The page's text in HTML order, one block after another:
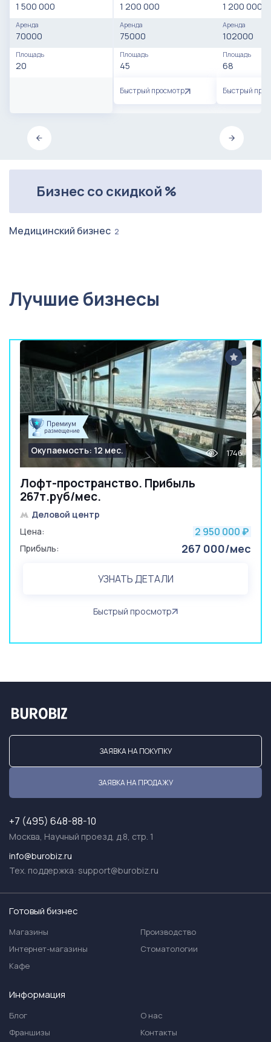
1 500 000
Аренда
70000
Площадь
20
1 200 000
Аренда
75000
Площадь
45
Быстрый просмотр
1 200 000
Аренда
102000
Площадь
68
Быстрый
Бизнес со скидкой %
Медицинский бизнес 2
Лучшие бизнесы
Лофт-пространство. Прибыль
267т.руб/мес.
Окупаемость: 12 мес. 1746
Деловой центр
Цена:
2 950 000 ₽
Прибыль: 267 000/мес
УЗНАТЬ ДЕТАЛИ
Быстрый просмотр
ЗАЯВКА НА ПОКУПКУ
ЗАЯВКА НА ПРОДАЖУ
+7 (495) 648-88-10
Москва, Научный проезд, д.8, стр. 1
info@burobiz.ru
Тех. поддержка: support@burobiz.ru
Готовый бизнес
Магазины
Интернет-магазины
Кафе
Производство
Стоматологии
Информация
Блог
Франшизы
О нас
Контакты